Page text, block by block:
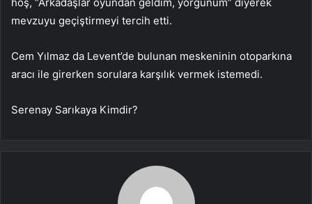
hoş, “Arkadaşlar oyundan geldim, yorgunum” diyerek
mevzuyu geçiştirmeyi tercih etti.
Cem Yılmaz da Levent’de bulunan meskeninin otoparkına
aracı ile girerken sorulara karşılık vermek istemedi.
Serenay Sarıkaya Kimdir?